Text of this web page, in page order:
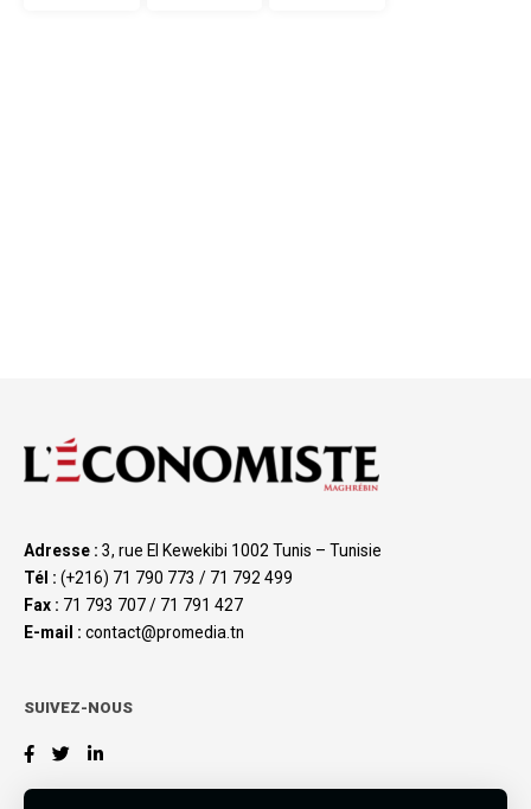
Adresse : 3, rue El Kewekibi 1002 Tunis – Tunisie
Tél : (+216) 71 790 773 / 71 792 499
Fax : 71 793 707 / 71 791 427
E-mail : contact@promedia.tn
SUIVEZ-NOUS